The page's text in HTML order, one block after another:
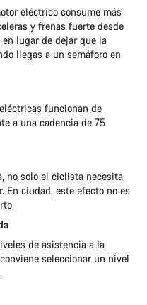
eléctrico consume más
y frenas fuerte desde
lugar de dejar que la
llegas a un semáforo en
funcionan de
a una cadencia de 75
no solo el ciclista necesita
En ciudad, este efecto no es
de asistencia a la
seleccionar un nivel